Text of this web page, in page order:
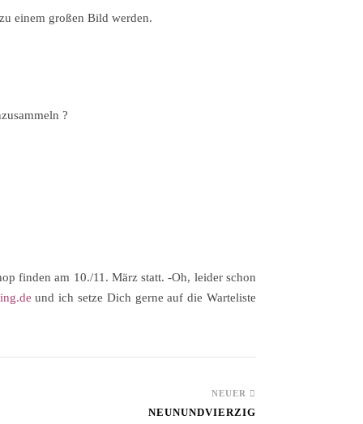
einem großen Bild werden.
?
finden am 10./11. März statt. -Oh, leider schon
und ich setze Dich gerne auf die Warteliste
NEUER
NEUNUNDVIERZIG